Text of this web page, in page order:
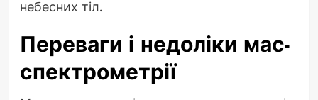
небесних тіл.
Переваги і недоліки мас-
спектрометрії